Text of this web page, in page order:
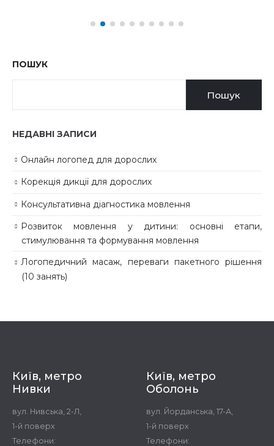
ПОШУК
Пошук
НЕДАВНІ ЗАПИСИ
Онлайн логопед для дорослих
Корекція дикції для дорослих
Консультативна діагностика мовлення
Розвиток мовлення у дитини: основні етапи,
стимулювання та формування мовлення
Логопедичний масаж, переваги пакетного рішення
(10 занять)
Київ, метро
Нивки
вул. Нивська, 2-Л,
1-й поверх
Телефони:
Київ, метро
Оболонь
вул. Йорданська, 17-А,
1-й поверх
Телефони: